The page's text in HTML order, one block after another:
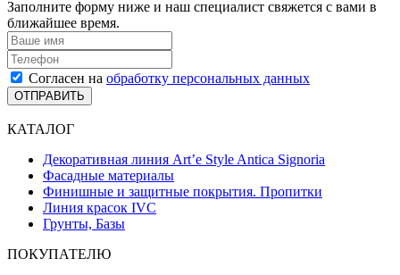
Заполните форму ниже и наш специалист свяжется с вами в
ближайшее время.
Согласен на обработку персональных данных
ОТПРАВИТЬ
КАТАЛОГ
Декоративная линия Art’e Style Antica Signoria
Фасадные материалы
Финишные и защитные покрытия. Пропитки
Линия красок IVC
Грунты, Базы
ПОКУПАТЕЛЮ